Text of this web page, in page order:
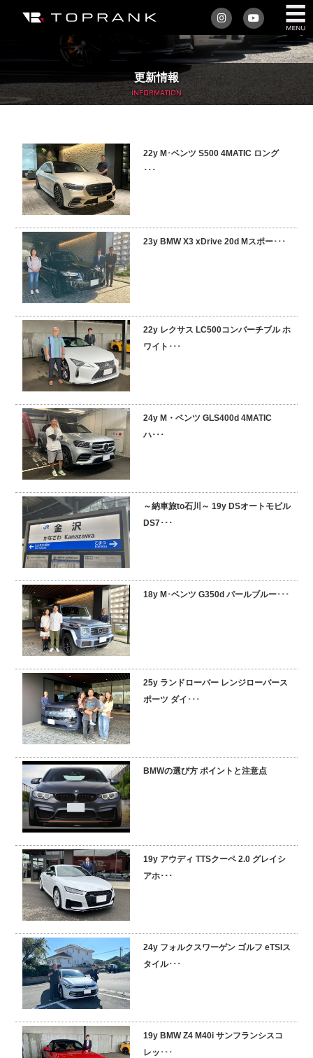
私たちについて
車を買う
アフターサービス
車を売る
店舗/スタッフ情報
インフォメーション
トップランク・マガジン
採用情報
更新情報
INFORMATION
22y M･ベンツ S500 4MATIC ロング
･･･
23y BMW X3 xDrive 20d Mスポー･･･
22y レクサス LC500コンバーチブル ホ
ワイト･･･
24y M・ベンツ GLS400d 4MATIC
ハ･･･
～納車旅to石川～ 19y DSオートモビル
DS7･･･
18y M･ベンツ G350d パールブルー･･･
25y ランドローバー レンジローバース
ポーツ ダイ･･･
BMWの選び方 ポイントと注意点
19y アウディ TTSクーペ 2.0 グレイシ
アホ･･･
24y フォルクスワーゲン ゴルフ eTSIス
タイル･･･
19y BMW Z4 M40i サンフランシスコ
レッ･･･